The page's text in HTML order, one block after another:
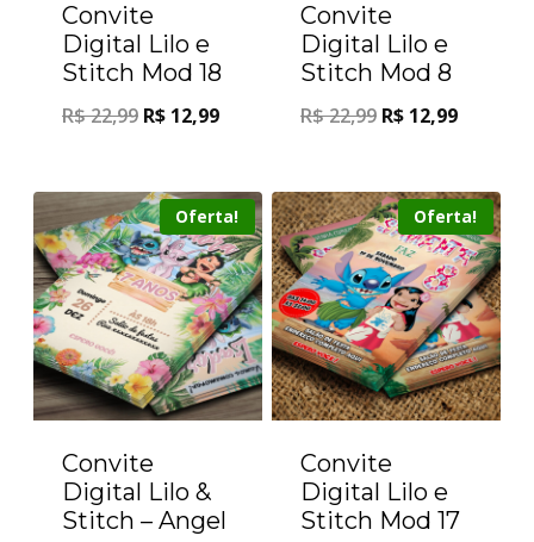
Convite
Digital Lilo e
Stitch Mod 18
R$22,99 R$ 12,99
Convite
Digital Lilo e
Stitch Mod 8
R$22,99 R$ 12,99
Oferta!
Convite
Digital Lilo &
Stitch – Angel
Oferta!
Convite
Digital Lilo e
Stitch Mod 17